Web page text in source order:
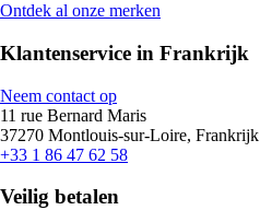
Ontdek al onze merken
Klantenservice in Frankrijk
Neem contact op
11 rue Bernard Maris
37270 Montlouis-sur-Loire, Frankrijk
+33 1 86 47 62 58
Veilig betalen